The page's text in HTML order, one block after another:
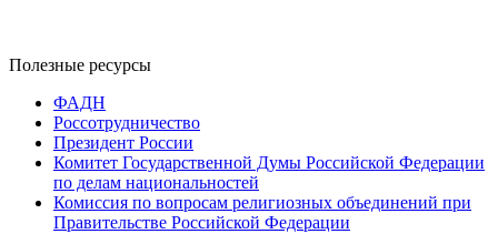
Полезные ресурсы
ФАДН
Россотрудничество
Президент России
Комитет Государственной Думы Российской Федерации
по делам национальностей
Комиссия по вопросам религиозных объединений при
Правительстве Российской Федерации